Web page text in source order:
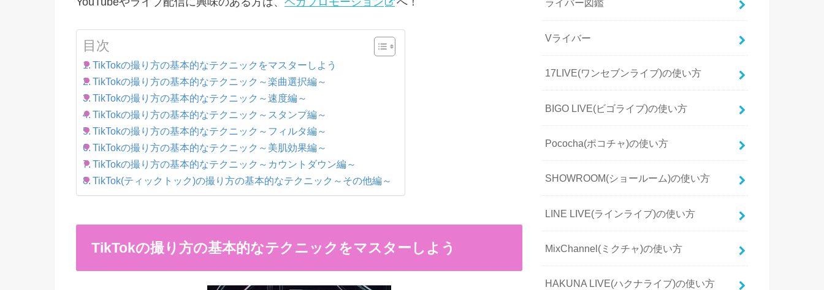
目次
TikTokの撮り方の基本的なテクニックをマスターしよう
TikTokの撮り方の基本的なテクニック～楽曲選択編～
TikTokの撮り方の基本的なテクニック～速度編～
TikTokの撮り方の基本的なテクニック～スタンプ編～
TikTokの撮り方の基本的なテクニック～フィルタ編～
TikTokの撮り方の基本的なテクニック～美肌効果編～
TikTokの撮り方の基本的なテクニック～カウントダウン編～
TikTok(ティックトック)の撮り方の基本的なテクニック～その他編～
TikTokの撮り方の基本的なテクニックをマスターしよう
ライバー図鑑
Vライバー
17LIVE(ワンセブンライブ)の使い方
BIGO LIVE(ビゴライブ)の使い方
Pococha(ポコチャ)の使い方
SHOWROOM(ショールーム)の使い方
LINE LIVE(ラインライブ)の使い方
MixChannel(ミクチャ)の使い方
HAKUNA LIVE(ハクナライブ)の使い方